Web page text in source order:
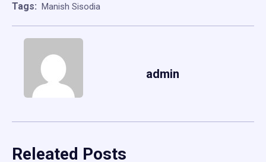
Tags: Manish Sisodia
admin
Releated Posts